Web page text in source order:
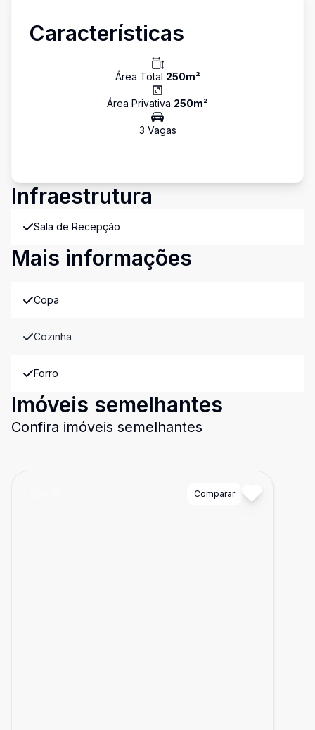
Características
Área Total 250m²
Área Privativa 250m²
3 Vagas
Infraestrutura
Sala de Recepção
Mais informações
Copa
Cozinha
Forro
Imóveis semelhantes
Confira imóveis semelhantes
Comparar